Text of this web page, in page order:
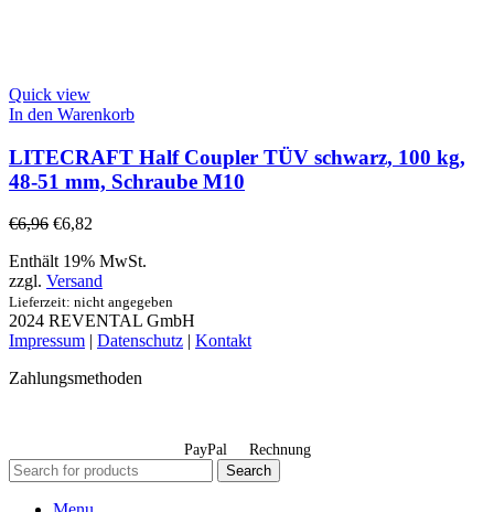
Quick view
In den Warenkorb
LITECRAFT Half Coupler TÜV schwarz, 100 kg,
48-51 mm, Schraube M10
€6,96 €6,82
Enthält 19% MwSt.
zzgl. Versand
Lieferzeit: nicht angegeben
2024 REVENTAL GmbH
Impressum | Datenschutz | Kontakt
Zahlungsmethoden
PayPal Rechnung
Search